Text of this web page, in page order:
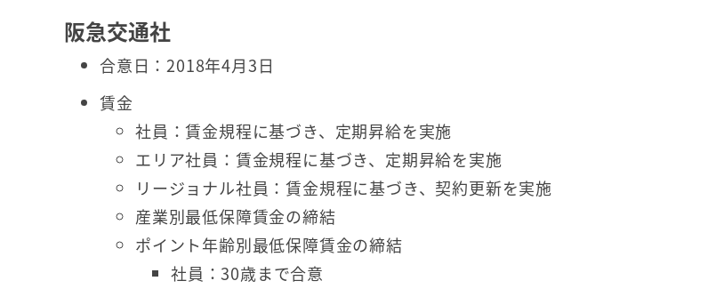
阪急交通社
合意日：2018年4月3日
賃金
社員：賃金規程に基づき、定期昇給を実施
エリア社員：賃金規程に基づき、定期昇給を実施
リージョナル社員：賃金規程に基づき、契約更新を実施
産業別最低保障賃金の締結
ポイント年齢別最低保障賃金の締結
社員：30歳まで合意